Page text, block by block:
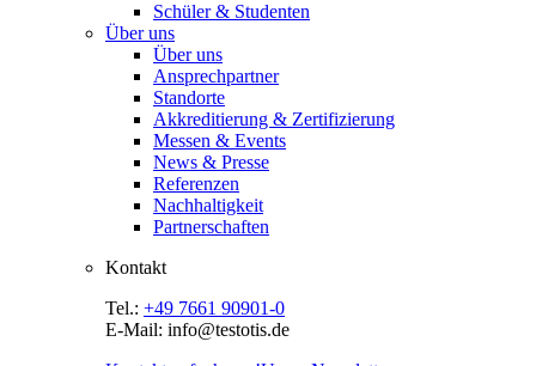
Schüler & Studenten
Über uns
Über uns
Ansprechpartner
Standorte
Akkreditierung & Zertifizierung
Messen & Events
News & Presse
Referenzen
Nachhaltigkeit
Partnerschaften
Kontakt
Tel.: +49 7661 90901-0
E-Mail: info@testotis.de